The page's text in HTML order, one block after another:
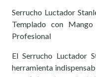
Serrucho Luctador
Templado con
Profesional
El Serrucho Luctador
herramienta